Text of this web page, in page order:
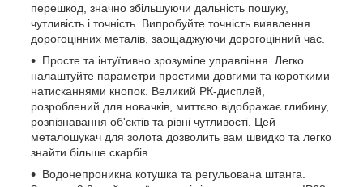
перешкод, значно збільшуючи дальність пошуку,
чутливість і точність. Випробуйте точність виявлення
дорогоцінних металів, заощаджуючи дорогоцінний час.
Просте та інтуїтивно зрозуміле управління. Легко
налаштуйте параметри простими довгими та короткими
натисканнями кнопок. Великий РК-дисплей,
розроблений для новачків, миттєво відображає глибину,
розпізнавання об'єктів та рівні чутливості. Цей
металошукач для золота дозволить вам швидко та легко
знайти більше скарбів.
Водонепроникна котушка та регульована штанга.